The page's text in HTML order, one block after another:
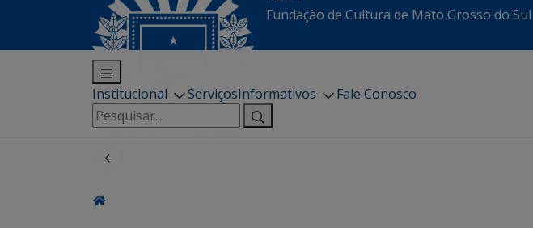
Fundação de Cultura de Mato Grosso do Sul
Institucional ServiçosInformativos
Fale Conosco
Pesquisar
por: